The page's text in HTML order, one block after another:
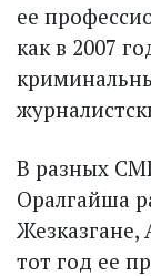
ее
как в 2007
В разных
Оралгайша
Жезказгане,
тот год ее